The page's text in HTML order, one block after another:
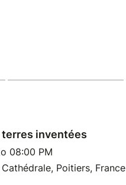
terres inventées
08:00 PM
Poitiers, France